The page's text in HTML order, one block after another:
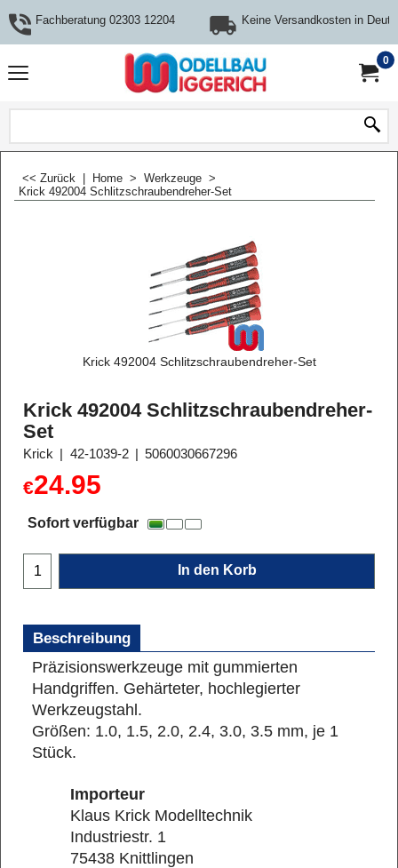
Fachberatung 02303 12204 Keine Versandkosten in
0
<< Zurück Home > Werkzeuge >
Krick 492004 Schlitzschraubendreher-Set
Krick 492004 Schlitzschraubendreher-Set
Krick 492004 Schlitzschraubendreher-
Set
Krick 42-1039-2 5060030667296
€24.95
Sofort verfügbar
In den Korb
Beschreibung
Präzisionswerkzeuge mit gummierten
Handgriffen. Gehärteter, hochlegierter
Werkzeugstahl.
Größen: 1.0, 1.5, 2.0, 2.4, 3.0, 3.5 mm, je 1
Stück.
Importeur
Klaus Krick Modelltechnik
Industriestr. 1
75438 Knittlingen